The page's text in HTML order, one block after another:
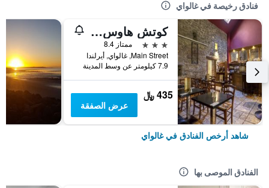
فنادق رخيصة في غالواي
كوتش هاوس هوتل
3 نجوم
ممتاز 8.4
Main Street, غالواي, أيرلندا
7.9 كيلومتر عن وسط المدينة
435 ﷼
عرض الصفقة
شاهد أرخص الفنادق في غالواي
الفنادق الموصى بها